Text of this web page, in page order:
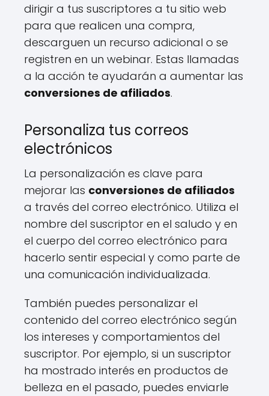
dirigir a tus suscriptores a tu sitio web
para que realicen una compra,
descarguen un recurso adicional o se
registren en un webinar. Estas llamadas
a la acción te ayudarán a aumentar las
conversiones de afiliados.
Personaliza tus correos
electrónicos
La personalización es clave para
mejorar las conversiones de afiliados
a través del correo electrónico. Utiliza el
nombre del suscriptor en el saludo y en
el cuerpo del correo electrónico para
hacerlo sentir especial y como parte de
una comunicación individualizada.
También puedes personalizar el
contenido del correo electrónico según
los intereses y comportamientos del
suscriptor. Por ejemplo, si un suscriptor
ha mostrado interés en productos de
belleza en el pasado, puedes enviarle